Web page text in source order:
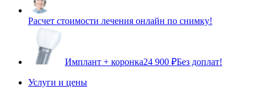
Расчет стоимости лечения онлайн по снимку!
Имплант + коронка24 900 ₽Без доплат!
Услуги и цены